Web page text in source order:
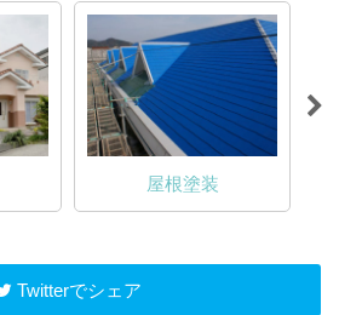
屋根塗装
Twitterでシェア